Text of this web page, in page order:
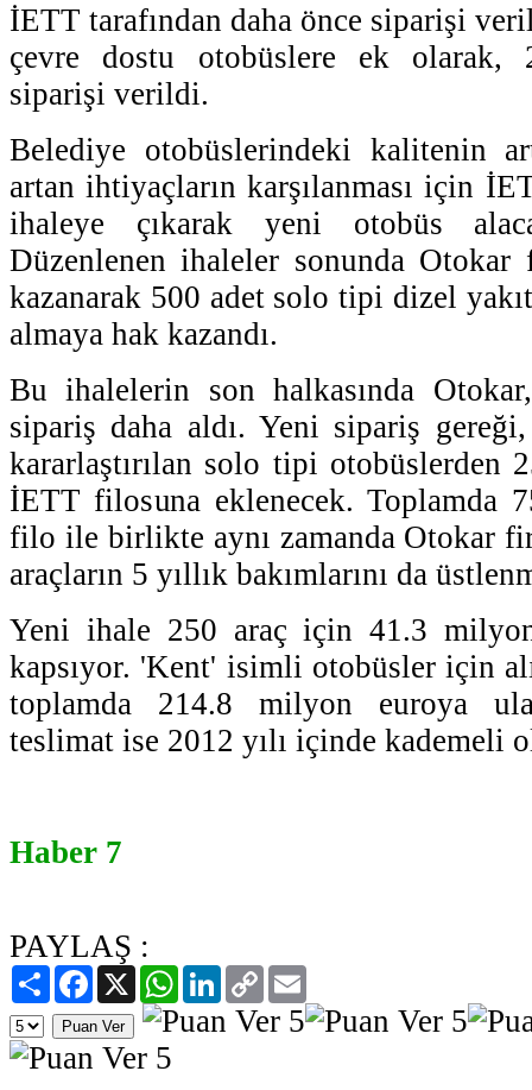
İETT tarafından daha önce siparişi
çevre dostu otobüslere ek olarak,
siparişi verildi.
Belediye otobüslerindeki kalitenin
artan ihtiyaçların karşılanması için
ihaleye çıkarak yeni otobüs
Düzenlenen ihaleler sonunda
kazanarak 500 adet solo tipi dizel
almaya hak kazandı.
Bu ihalelerin son halkasında
sipariş daha aldı. Yeni sipariş gereği,
kararlaştırılan solo tipi otobüslerden
İETT filosuna eklenecek. Toplamda
filo ile birlikte aynı zamanda Otokar
araçların 5 yıllık bakımlarını da
Yeni ihale 250 araç için 41.3
kapsıyor. 'Kent' isimli otobüsler için
toplamda 214.8 milyon euroya
teslimat ise 2012 yılı içinde kademeli
Haber 7
PAYLAŞ :
PaylaşFacebook
X WhatsAppLinkedIn
Copy
Link